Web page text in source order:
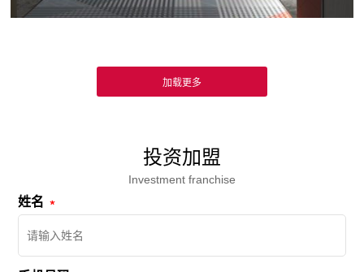
投资加盟
Investment franchise
姓名